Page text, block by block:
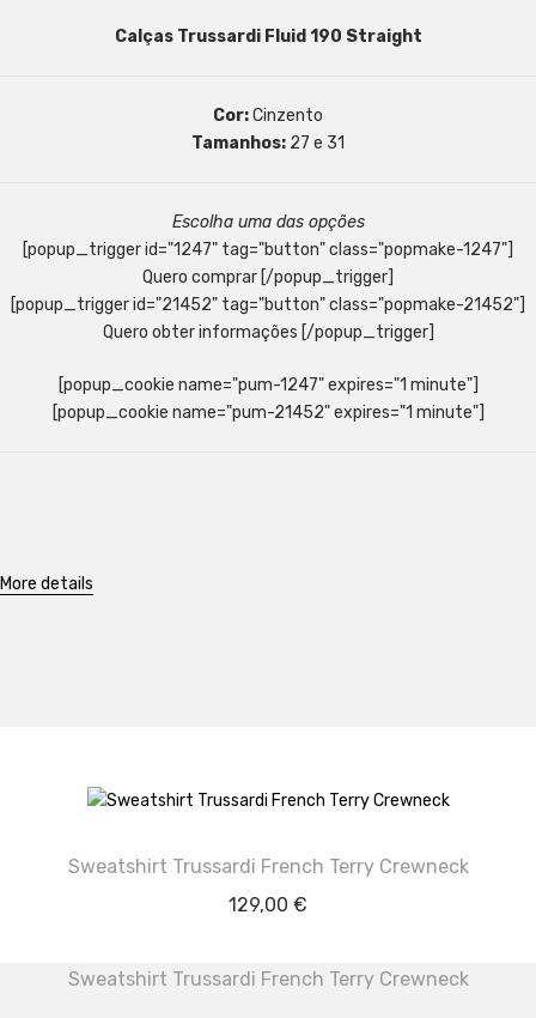
Calças Trussardi Fluid 190 Straight
Cor:Cinzento
Tamanhos: 27 e 31
Escolha uma das opções
[popup_trigger id="1247" tag="button" class="popmake-1247"]
Quero comprar [/popup_trigger]
[popup_trigger id="21452" tag="button" class="popmake-21452"]
Quero obter informações [/popup_trigger]
[popup_cookie name="pum-1247" expires="1 minute"]
[popup_cookie name="pum-21452" expires="1 minute"]
More details
Sweatshirt Trussardi French Terry Crewneck
129,00 €
Sweatshirt Trussardi French Terry Crewneck